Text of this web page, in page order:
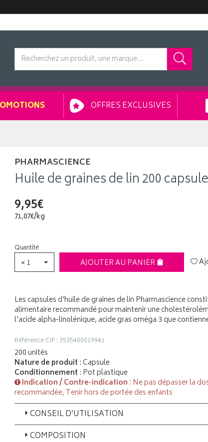
OFFRES EXCLUSIVES
PHARMASCIENCE
Huile de graines de lin 200
9,95€
71,07€/kg
Quantité
× 1 AJOUTER AU PANIER
Les capsules d'huile de graines de lin Pharmascience
alimentaire recommandé pour maintenir une
l'acide alpha-linolénique, acide gras oméga 3 que
Référence CIP : 3535400019941
200 unités
Nature de produit : Capsule
Conditionnement : Pot plastique
Indication / Contre-indication : Ne pas dépasser la
recommandée, Tenir hors de portée des enfants
CONSEIL D’UTILISATION
COMPOSITION